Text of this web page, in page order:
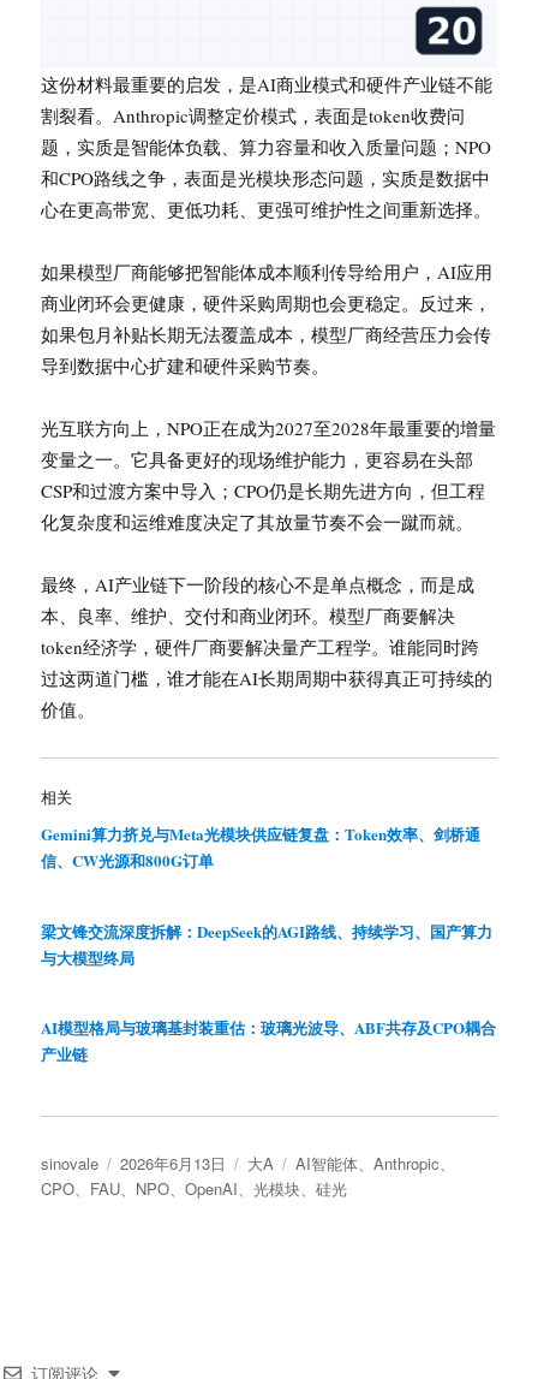
这份材料最重要的启发，是AI商业模式和硬件产业链不能
割裂看。Anthropic调整定价模式，表面是token收费问
题，实质是智能体负载、算力容量和收入质量问题；NPO
和CPO路线之争，表面是光模块形态问题，实质是数据中
心在更高带宽、更低功耗、更强可维护性之间重新选择。
如果模型厂商能够把智能体成本顺利传导给用户，AI应用
商业闭环会更健康，硬件采购周期也会更稳定。反过来，
如果包月补贴长期无法覆盖成本，模型厂商经营压力会传
导到数据中心扩建和硬件采购节奏。
光互联方向上，NPO正在成为2027至2028年最重要的增量
变量之一。它具备更好的现场维护能力，更容易在头部
CSP和过渡方案中导入；CPO仍是长期先进方向，但工程
化复杂度和运维难度决定了其放量节奏不会一蹴而就。
最终，AI产业链下一阶段的核心不是单点概念，而是成
本、良率、维护、交付和商业闭环。模型厂商要解决
token经济学，硬件厂商要解决量产工程学。谁能同时跨
过这两道门槛，谁才能在AI长期周期中获得真正可持续的
价值。
相关
Gemini算力挤兑与Meta光模块供应链复盘：Token效率、剑桥通
信、CW光源和800G订单
梁文锋交流深度拆解：DeepSeek的AGI路线、持续学习、国产算力
与大模型终局
AI模型格局与玻璃基封装重估：玻璃光波导、ABF共存及CPO耦合
产业链
作
者
sinovale
发
布
2026年6月13日
分
类
大A
标
签
AI智能体 、Anthropic
CPO
FAU NPO 、OpenAI 、光模块 、硅光
订阅评论